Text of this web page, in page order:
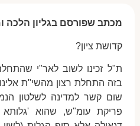
מכתב שפורסם בגליון הלכה
קדושת ציון?
ת"ל זכינו לשוב לאר"י
בזה התחלת רצון מהשי"ת
שום קשר למדינה לשלטון
פריקת עומ"ש, שהוא